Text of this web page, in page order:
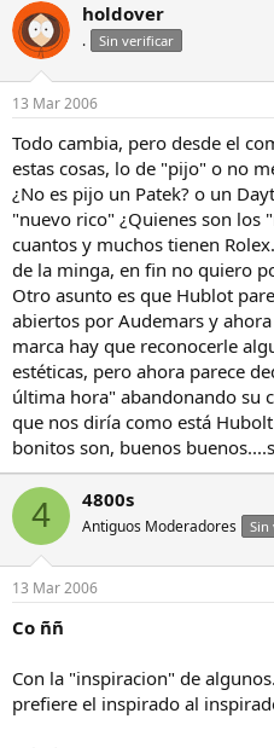
holdover
. Sin verificar
13 Mar 2006
Todo cambia, pero desde el
estas cosas, lo de "pijo" o no
¿No es pijo un Patek? o un
"nuevo rico" ¿Quienes son los
cuantos y muchos tienen
de la minga, en fin no quiero
Otro asunto es que Hublot
abiertos por Audemars y
marca hay que reconocerle
estéticas, pero ahora parece
última hora" abandonando su
que nos diría como está
bonitos son, buenos
4 4800s
Antiguos Moderadores Sin
13 Mar 2006
Co ññ
Con la "inspiracion" de
prefiere el inspirado al